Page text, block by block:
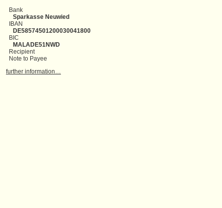
Bank
Sparkasse Neuwied
IBAN
DE58574501200030041800
BIC
MALADE51NWD
Recipient
Note to Payee
further information…